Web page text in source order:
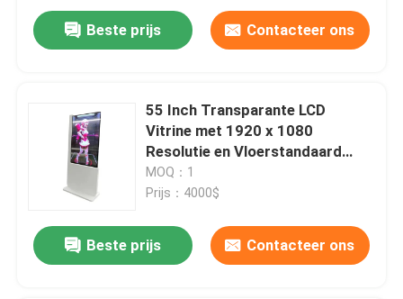
Kiosk voor zelfbestelling
Zelfbedieningssysteem
Touch screen Digitale Kiosk
Beste prijs Contacteer ons
55 Inch Transparante LCD
Vitrine met 1920 x 1080
Resolutie en Vloerstandaard
OLED Display
MOQ：1
Prijs：4000$
Beste prijs Contacteer ons